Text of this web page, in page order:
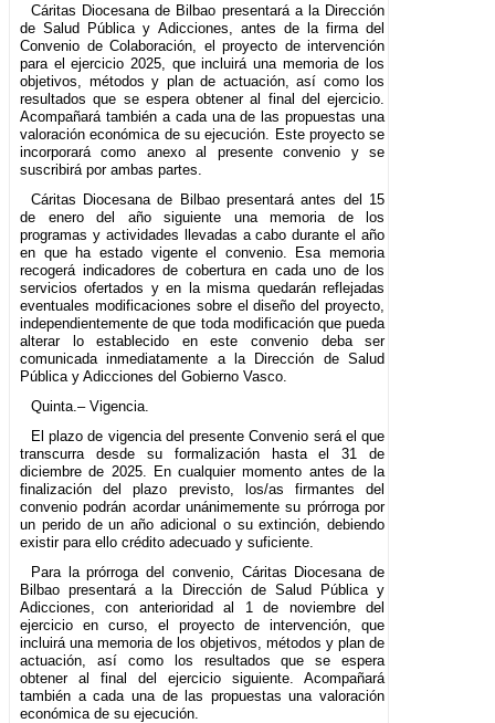
Cáritas Diocesana de Bilbao presentará a la Dirección
de Salud Pública y Adicciones, antes de la firma del
Convenio de Colaboración, el proyecto de intervención
para el ejercicio 2025, que incluirá una memoria de los
objetivos, métodos y plan de actuación, así como los
resultados que se espera obtener al final del ejercicio.
Acompañará también a cada una de las propuestas una
valoración económica de su ejecución. Este proyecto se
incorporará como anexo al presente convenio y se
suscribirá por ambas partes.
Cáritas Diocesana de Bilbao presentará antes del 15
de enero del año siguiente una memoria de los
programas y actividades llevadas a cabo durante el año
en que ha estado vigente el convenio. Esa memoria
recogerá indicadores de cobertura en cada uno de los
servicios ofertados y en la misma quedarán reflejadas
eventuales modificaciones sobre el diseño del proyecto,
independientemente de que toda modificación que pueda
alterar lo establecido en este convenio deba ser
comunicada inmediatamente a la Dirección de Salud
Pública y Adicciones del Gobierno Vasco.
Quinta.– Vigencia.
El plazo de vigencia del presente Convenio será el que
transcurra desde su formalización hasta el 31 de
diciembre de 2025. En cualquier momento antes de la
finalización del plazo previsto, los/as firmantes del
convenio podrán acordar unánimemente su prórroga por
un perido de un año adicional o su extinción, debiendo
existir para ello crédito adecuado y suficiente.
Para la prórroga del convenio, Cáritas Diocesana de
Bilbao presentará a la Dirección de Salud Pública y
Adicciones, con anterioridad al 1 de noviembre del
ejercicio en curso, el proyecto de intervención, que
incluirá una memoria de los objetivos, métodos y plan de
actuación, así como los resultados que se espera
obtener al final del ejercicio siguiente. Acompañará
también a cada una de las propuestas una valoración
económica de su ejecución.